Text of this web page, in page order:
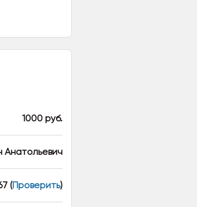
1000 руб.
Анатольевич
(Проверить)